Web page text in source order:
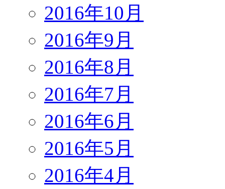
2016年10月
2016年9月
2016年8月
2016年7月
2016年6月
2016年5月
2016年4月